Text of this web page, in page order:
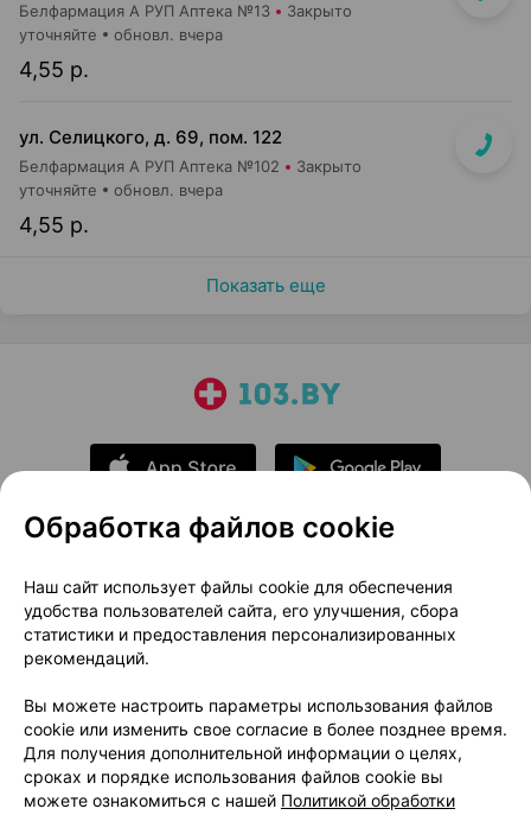
Белфармация А РУП Аптека №13 Закрыто
4,55 р.
уточняйте обновл. вчера
ул. Селицкого, д. 69, пом. 122
Белфармация А РУП Аптека №102 Закрыто
4,55 р.
уточняйте обновл. вчера
Показать еще
О проекте
Новости проекта
Размещение рекламы
Медицинский маркетинг
Публичный договор
Доставка
Способы оплаты
Вакансии
Партнеры
Написать руководителю 103.by
Написать в поддержку
Обработка файлов cookie
Наш сайт использует файлы cookie для обеспечения
удобства пользователей сайта, его улучшения, сбора
статистики и предоставления персонализированных
рекомендаций.
Вы можете настроить параметры использования файлов
cookie или изменить свое согласие в более позднее время.
Для получения дополнительной информации о целях,
сроках и порядке использования файлов cookie вы
можете ознакомиться с нашей Политикой обработки